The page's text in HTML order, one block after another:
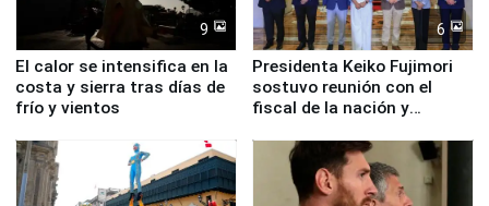
9
El calor se intensifica en la
costa y sierra tras días de
frío y vientos
6
Presidenta Keiko Fujimori
sostuvo reunión con el
fiscal de la nación y